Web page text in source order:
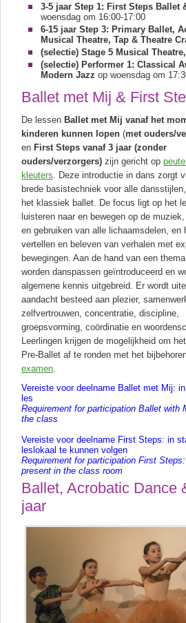
3-5 jaar Step 1: First Steps Ballet
woensdag om 16:00-17:00
6-15 jaar Step 3: Primary Ballet,
Musical Theatre, Tap & Theatre
(selectie) Stage 5 Musical
(selectie) Performer 1: Classical
Modern Jazz op woensdag om
Ballet met Mij & First
De lessen Ballet met Mij vanaf het
kinderen kunnen lopen (met ouders/
en First Steps vanaf 3 jaar (zonder
ouders/verzorgers) zijn gericht op
kleuters. Deze introductie in dans zorgt
brede basistechniek voor alle
het klassiek ballet. De focus ligt op het
luisteren naar en bewegen op de
en gebruiken van alle lichaamsdelen, en
vertellen en beleven van verhalen met
bewegingen. Aan de hand van een
worden danspassen geïntroduceerd en
algemene kennis uitgebreid. Er wordt
aandacht besteed aan plezier,
zelfvertrouwen, concentratie, discipline,
groepsvorming, coördinatie en
Leerlingen krijgen de mogelijkheid om
Pre-Ballet af te ronden met het
examen.
Vereiste voor deelname Ballet met Mij:
les
Requirement for participation Ballet with
the class
Vereiste voor deelname First Steps: in
leslokaal te kunnen volgen
Requirement for participation First
present in the class room
Ballet, Acrobatic Dance
jaar